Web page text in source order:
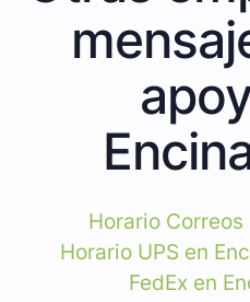
Horario
Horario UPS en
FedEx en